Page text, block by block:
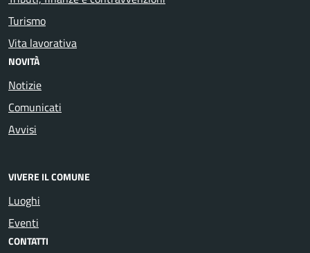
Turismo
Vita lavorativa
NOVITÀ
Notizie
Comunicati
Avvisi
VIVERE IL COMUNE
Luoghi
Eventi
CONTATTI